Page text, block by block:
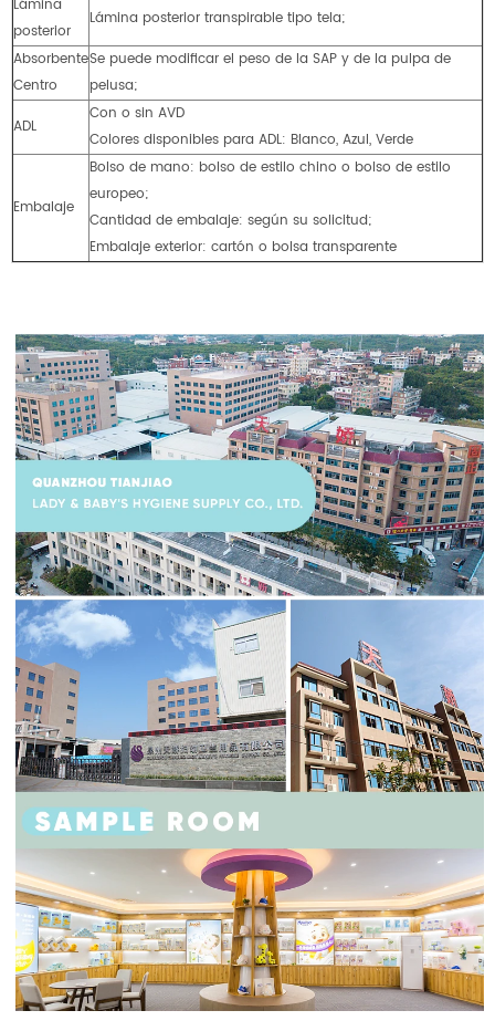
Lámina
posterior
Lámina posterior transpirable tipo tela;
Absorbente
Centro
Se puede modificar el peso de la SAP y de la pulpa de
pelusa;
ADL
Con o sin AVD
Colores disponibles para ADL: Blanco, Azul, Verde
Embalaje
Bolso de mano: bolso de estilo chino o bolso de estilo
europeo;
Cantidad de embalaje: según su solicitud;
Embalaje exterior: cartón o bolsa transparente